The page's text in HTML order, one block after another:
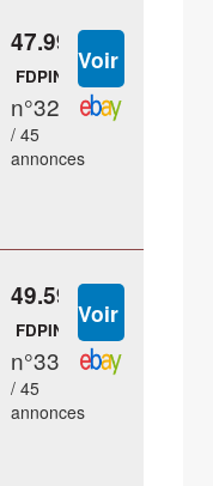
47.99 €
FDPIN
n°32
/ 45
annonces
49.59 €
FDPIN
n°33
/ 45
annonces